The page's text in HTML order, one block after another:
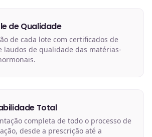
de Qualidade
de cada lote com certificados de
laudos de qualidade das matérias-
Total
completa de todo o processo de
desde a prescrição até a